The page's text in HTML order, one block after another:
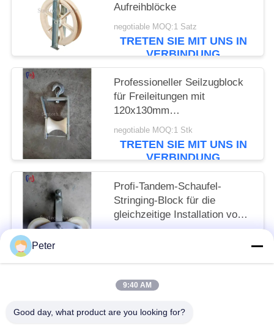
Aufreihblöcke
negotiable MOQ:1 Satz
TRETEN SIE MIT UNS IN
VERBINDUNG
Professioneller Seilzugblock
für Freileitungen mit
120x130mm
Seilscheibengröße und 5KN
Nennlast für die
Freileitungsinstallation
negotiable MOQ:1 Stk
TRETEN SIE MIT UNS IN
VERBINDUNG
Profi-Tandem-Schaufel-
Stringing-Block für die
gleichzeitige Installation von
mehreren Leitern mit Nennlast
VERBINDUNG
Peter
9:40 AM
Good day, what product are you looking for?